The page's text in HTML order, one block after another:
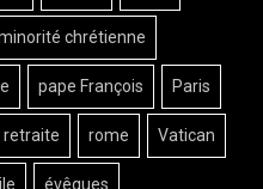
chrétienne
pape François Paris
retraite rome Vatican
évêques